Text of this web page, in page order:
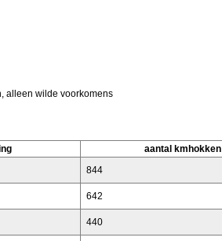
alleen wilde voorkomens
aantal kmhokken
844
642
440